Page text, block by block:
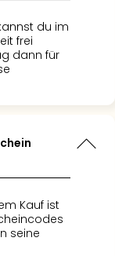
du im
frei
dann für
Kauf ist
seine